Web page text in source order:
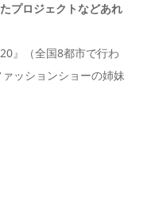
プロジェクトなどあれ
』（全国8都市で行わ
ッションショーの姉妹